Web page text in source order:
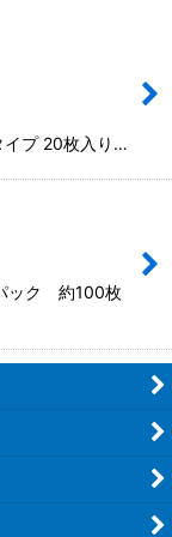
イプ 20枚入り…
ック 約100枚